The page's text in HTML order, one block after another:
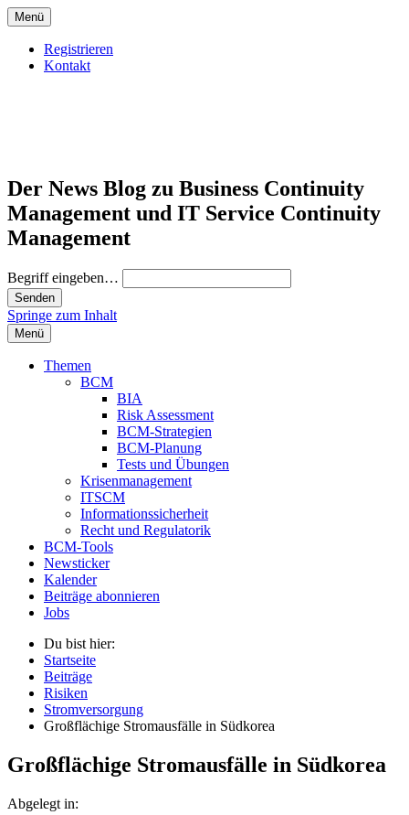
Menü
Registrieren
Kontakt
Der News Blog zu Business Continuity
Management und IT Service Continuity
Management
Begriff eingeben…
Springe zum Inhalt
Menü
Themen
BCM
BIA
Risk Assessment
BCM-Strategien
BCM-Planung
Tests und Übungen
Krisenmanagement
ITSCM
Informationssicherheit
Recht und Regulatorik
BCM-Tools
Newsticker
Kalender
Beiträge abonnieren
Jobs
Du bist hier:
Startseite
Beiträge
Risiken
Stromversorgung
Großflächige Stromausfälle in Südkorea
Großflächige Stromausfälle in Südkorea
Abgelegt in: